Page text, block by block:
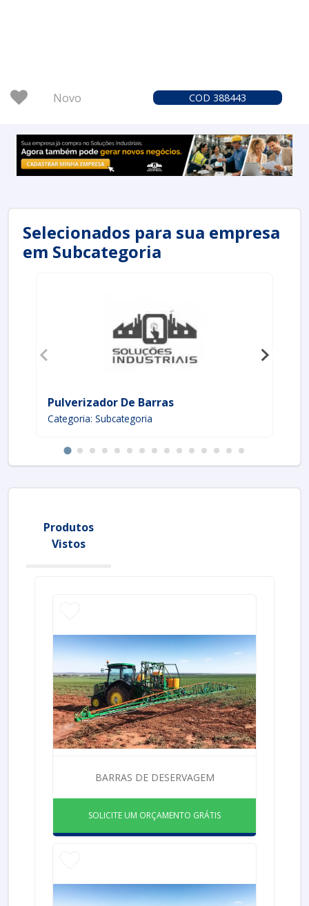
Novo COD 388443
Selecionados para sua empresa
em Subcategoria
Pulverizador De Barras
Categoria: Subcategoria
Produtos
Vistos
BARRAS DE DESERVAGEM
SOLICITE UM ORÇAMENTO GRÁTIS